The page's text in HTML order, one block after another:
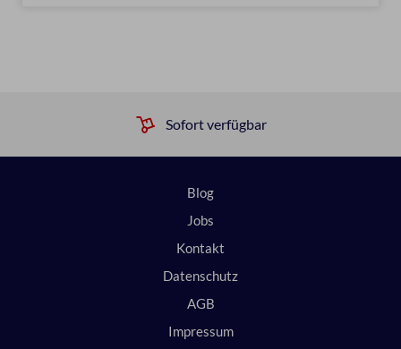
Sofort verfügbar
Blog
Jobs
Kontakt
Datenschutz
AGB
Impressum